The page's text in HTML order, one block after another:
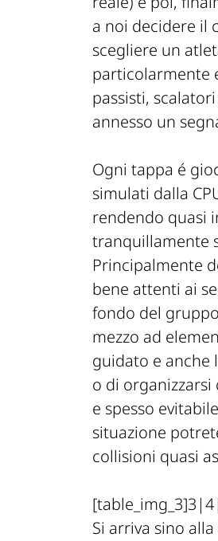
a noi decidere il
scegliere un
particolarmente
passisti,
annesso un
Ogni tappa é
simulati dalla
rendendo quasi
tranquillamente
Principalmente
bene attenti ai
fondo del
mezzo ad
guidato e anche
o di
e spesso
situazione
collisioni quasi
Si arriva sino